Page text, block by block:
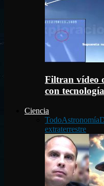
Filtran vídeo
con
Ciencia
TodoAstronomía
extraterrestre